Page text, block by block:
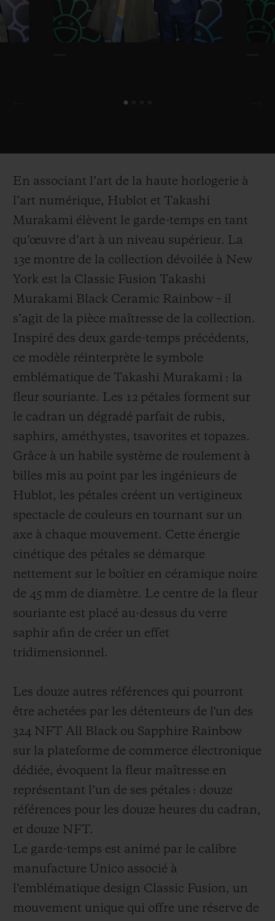
En associant l’art de la haute horlogerie à
l’art numérique, Hublot et Takashi
Murakami élèvent le garde-temps en tant
qu’œuvre d’art à un niveau supérieur. La
13e montre de la collection dévoilée à New
York est la Classic Fusion Takashi
Murakami Black Ceramic Rainbow – il
s’agit de la pièce maîtresse de la collection.
Inspiré des deux garde-temps précédents,
ce modèle réinterprète le symbole
emblématique de Takashi Murakami : la
fleur souriante. Les 12 pétales forment sur
le cadran un dégradé parfait de rubis,
saphirs, améthystes, tsavorites et topazes.
Grâce à un habile système de roulement à
billes mis au point par les ingénieurs de
Hublot, les pétales créent un vertigineux
spectacle de couleurs en tournant sur un
axe à chaque mouvement. Cette énergie
cinétique des pétales se démarque
nettement sur le boîtier en céramique noire
de 45 mm de diamètre. Le centre de la fleur
souriante est placé au-dessus du verre
saphir afin de créer un effet
tridimensionnel.
Les douze autres références qui pourront
être achetées par les détenteurs de l'un des
324 NFT All Black ou Sapphire Rainbow
sur la plateforme de commerce électronique
dédiée, évoquent la fleur maîtresse en
représentant l’un de ses pétales : douze
références pour les douze heures du cadran,
et douze NFT.
Le garde-temps est animé par le calibre
manufacture Unico associé à
l’emblématique design Classic Fusion, un
mouvement unique qui offre une réserve de